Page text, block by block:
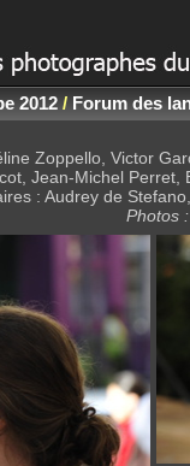
2012/ Forum des
Zoppello, Victor
Jean-Michel Perret,
: Audrey de
Photos :